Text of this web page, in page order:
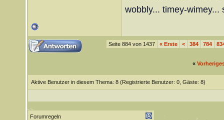
wobbly... timey-wimey...
Seite 884 von 1437 «Erste < 384 784
«
Aktive Benutzer in diesem Thema: 8 (Registrierte Benutzer: 0, Gäste: 8)
Forumregeln